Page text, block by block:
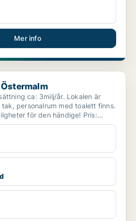
Mer info
ca: 3milj/år. Lokalen är
personalrum med toalett finns.
för den händige! Pris:...